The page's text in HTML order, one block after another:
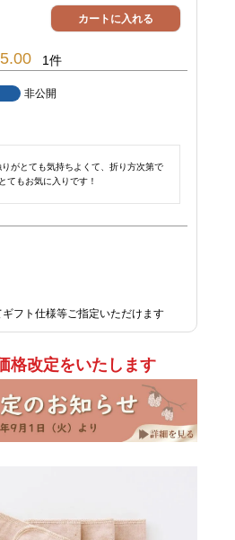
格改定をいたします
カートに入れる
5.00 1
非公開
がとても気持ちよくて、折り方次第で
てもお気に入りです！
フト仕様等ご指定いただけます